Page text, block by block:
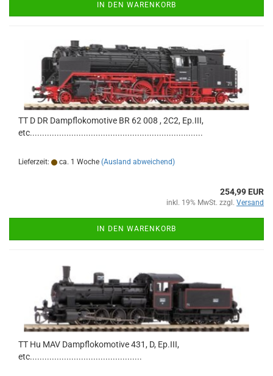
IN DEN WARENKORB
TT D DR Dampflokomotive BR 62 008 , 2C2, Ep.III,
etc.......................................................................
Lieferzeit: ca. 1 Woche (Ausland abweichend)
254,99 EUR
inkl. 19% MwSt. zzgl. Versand
IN DEN WARENKORB
TT Hu MAV Dampflokomotive 431, D, Ep.III,
etc..............................................